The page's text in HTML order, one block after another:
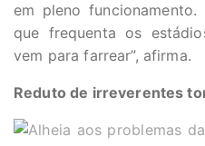
em pleno
que frequenta os
vem para farrear”, afirma.
Reduto de irreverentes